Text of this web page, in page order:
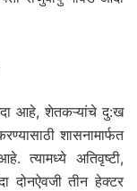
आहे, शेतकऱ्यांचे दु:ख
शासनामार्फत
त्यामध्ये अतिवृष्टी,
दोनऐवजी तीन हेक्टर